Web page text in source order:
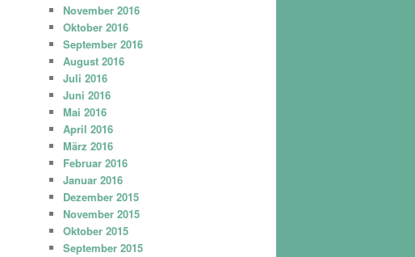
November 2016
Oktober 2016
September 2016
August 2016
Juli 2016
Juni 2016
Mai 2016
April 2016
März 2016
Februar 2016
Januar 2016
Dezember 2015
November 2015
Oktober 2015
September 2015